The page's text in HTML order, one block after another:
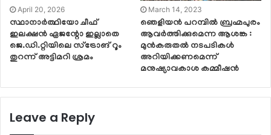
April 20, 2026
സ്ഥാനാര്‍ത്ഥിയോ ചീഫ്
ഇലക്ഷന്‍ ഏജന്റോ ഇല്ലാതെ
ജെ.ഡി.റ്റിയിലെ സ്‌ട്രോങ് റൂം
തുറന്ന് അട്ടിമറി ശ്രമം
March 14, 2023
ഞെളിയൻ പറമ്പിൽ ബ്രഹ്മപുരം
ആവർത്തിക്കുമെന്ന ആശങ്ക :
മുൻകരുതൽ നടപടികൾ
അറിയിക്കണമെന്ന്
മനുഷ്യാവകാശ കമ്മീഷൻ
Leave a Reply